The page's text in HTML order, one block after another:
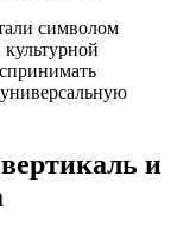
символом
и